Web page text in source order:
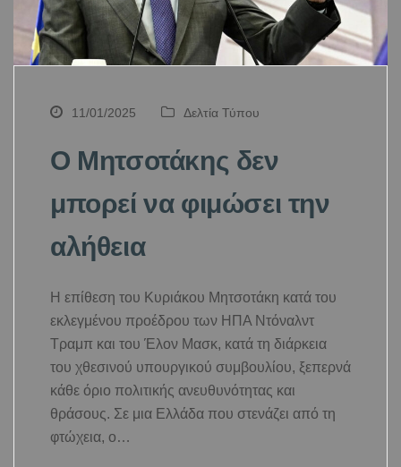
11/01/2025 Δελτία Τύπου
Ο Μητσοτάκης δεν
μπορεί να φιμώσει την
αλήθεια
Η επίθεση του Κυριάκου Μητσοτάκη κατά του
εκλεγμένου προέδρου των ΗΠΑ Ντόναλντ
Τραμπ και του Έλον Μασκ, κατά τη διάρκεια
του χθεσινού υπουργικού συμβουλίου, ξεπερνά
κάθε όριο πολιτικής ανευθυνότητας και
θράσους. Σε μια Ελλάδα που στενάζει από τη
φτώχεια, ο…